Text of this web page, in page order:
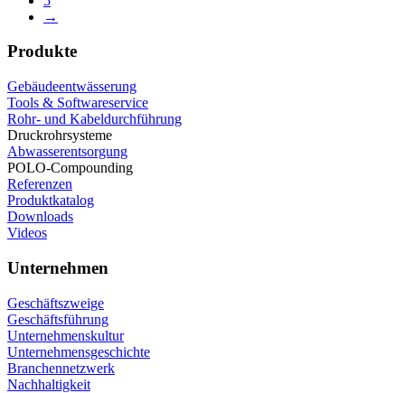
→
Produkte
Gebäudeentwässerung
Tools & Softwareservice
Rohr- und Kabeldurchführung
Druckrohrsysteme
Abwasserentsorgung
POLO-Compounding
Referenzen
Produktkatalog
Downloads
Videos
Unternehmen
Geschäftszweige
Geschäftsführung
Unternehmenskultur
Unternehmensgeschichte
Branchennetzwerk
Nachhaltigkeit